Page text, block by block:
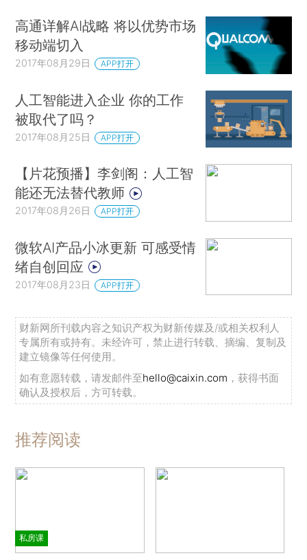
高通详解AI战略 将以优势市场
移动端切入
2017年08月29日 APP打开
人工智能进入企业 你的工作
被取代了吗？
2017年08月25日 APP打开
【片花预播】李剑阁：人工智
能还无法替代教师
2017年08月26日 APP打开
微软AI产品小冰更新 可感受情
绪自创回应
2017年08月23日 APP打开
财新网所刊载内容之知识产权为财新传媒及/或相关权利人
专属所有或持有。未经许可，禁止进行转载、摘编、复制及
建立镜像等任何使用。
如有意愿转载，请发邮件至hello@caixin.com ，获得书面
确认及授权后，方可转载。
推荐阅读
私房课